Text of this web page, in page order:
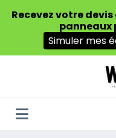
Recevez votre
Simuler mes